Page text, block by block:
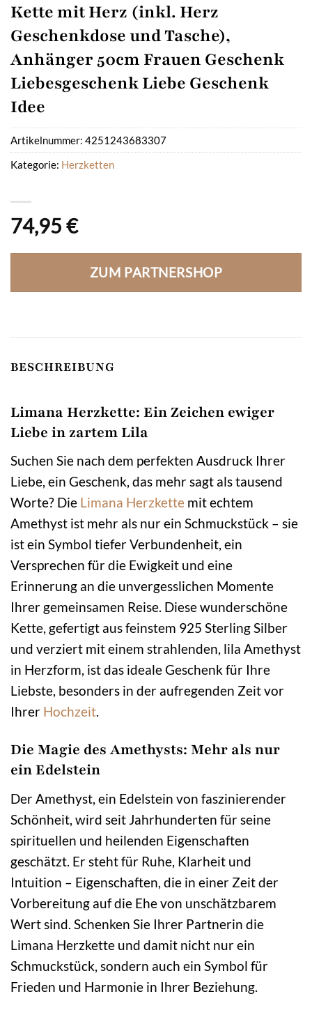
Kette mit Herz (inkl. Herz
Geschenkdose und Tasche),
Anhänger 50cm Frauen Geschenk
Liebesgeschenk Liebe Geschenk
Idee
74,95 €
ZUM PARTNERSHOP
Artikelnummer: 4251243683307
Kategorie: Herzketten
BESCHREIBUNG
Limana Herzkette: Ein Zeichen ewiger
Liebe in zartem Lila
Suchen Sie nach dem perfekten Ausdruck Ihrer
Liebe, ein Geschenk, das mehr sagt als tausend
Worte? Die Limana Herzkette mit echtem
Amethyst ist mehr als nur ein Schmuckstück – sie
ist ein Symbol tiefer Verbundenheit, ein
Versprechen für die Ewigkeit und eine
Erinnerung an die unvergesslichen Momente
Ihrer gemeinsamen Reise. Diese wunderschöne
Kette, gefertigt aus feinstem 925 Sterling Silber
und verziert mit einem strahlenden, lila Amethyst
in Herzform, ist das ideale Geschenk für Ihre
Liebste, besonders in der aufregenden Zeit vor
Ihrer Hochzeit.
Die Magie des Amethysts: Mehr als nur
ein Edelstein
Der Amethyst, ein Edelstein von faszinierender
Schönheit, wird seit Jahrhunderten für seine
spirituellen und heilenden Eigenschaften
geschätzt. Er steht für Ruhe, Klarheit und
Intuition – Eigenschaften, die in einer Zeit der
Vorbereitung auf die Ehe von unschätzbarem
Wert sind. Schenken Sie Ihrer Partnerin die
Limana Herzkette und damit nicht nur ein
Schmuckstück, sondern auch ein Symbol für
Frieden und Harmonie in Ihrer Beziehung.